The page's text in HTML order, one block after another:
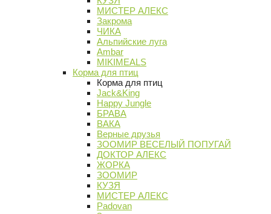
МИСТЕР АЛЕКС
Закрома
ЧИКА
Альпийские луга
Ambar
MIKIMEALS
Корма для птиц
Корма для птиц
Jack&King
Happy Jungle
БРАВА
ВАКА
Верные друзья
ЗООМИР ВЕСЕЛЫЙ ПОПУГАЙ
ДОКТОР АЛЕКС
ЖОРКА
ЗООМИР
КУЗЯ
МИСТЕР АЛЕКС
Padovan